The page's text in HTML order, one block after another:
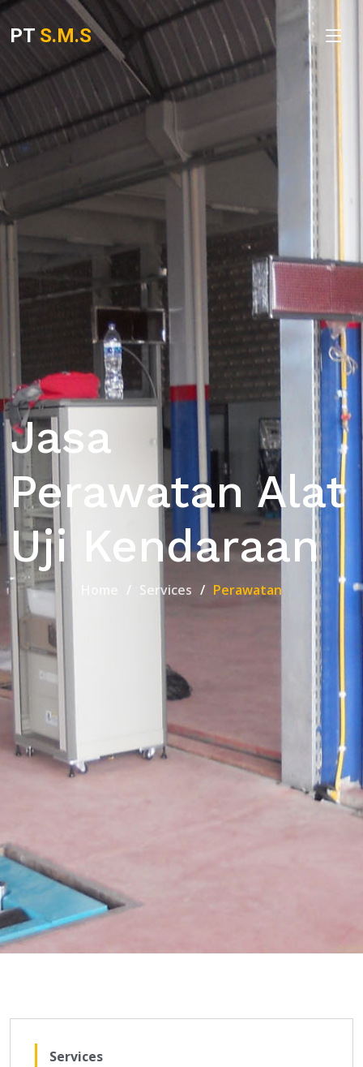
PT S.M.S
Jasa
Perawatan Alat
Uji Kendaraan
Services Perawatan
Services